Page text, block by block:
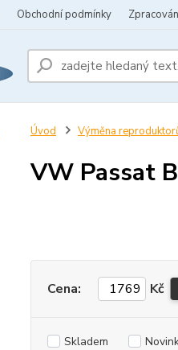
Obchodní podmínky
Úvod Výměna
VW Passat
Cena: Kč
Skladem